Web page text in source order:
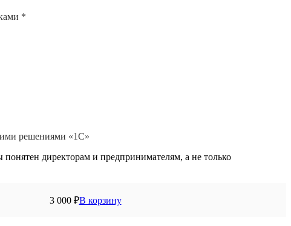
*
решениями «1С»
директорам и предпринимателям, а не только
3 000 ₽В корзину